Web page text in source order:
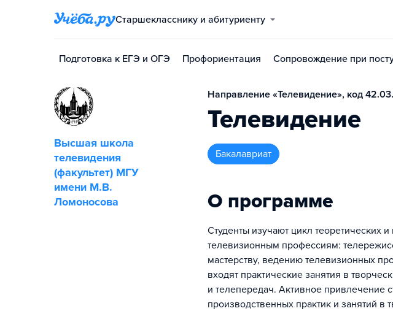
Старшекласснику и абитуриенту
Подготовка к ЕГЭ и ОГЭ Профориентация Сопровождение при
Высшая школа
телевидения
(факультет) МГУ
имени М.В.
Ломоносова
Направление «Телевидение», код
Телевидение
бакалавриат
О программе
Студенты изучают цикл теоретических
телевизионным профессиям:
мастерству, ведению телевизионных
входят практические занятия в
и телепередач. Активное привлечение
производственных практик и занятий в